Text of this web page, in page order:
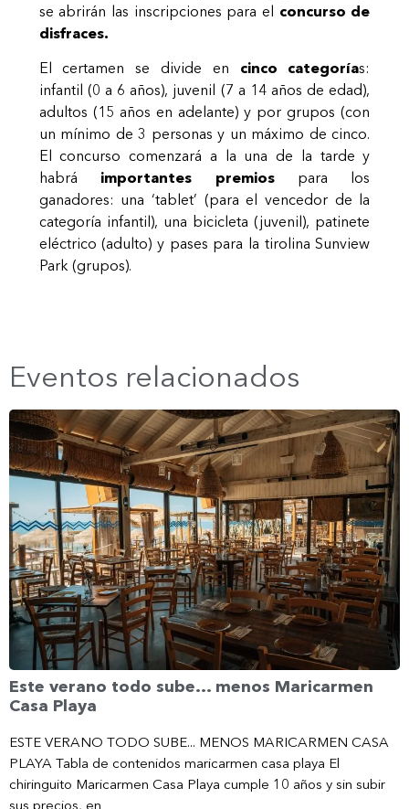
se abrirán las inscripciones para el concurso de
disfraces.
El certamen se divide en cinco categorías:
infantil (0 a 6 años), juvenil (7 a 14 años de edad),
adultos (15 años en adelante) y por grupos (con
un mínimo de 3 personas y un máximo de cinco.
El concurso comenzará a la una de la tarde y
habrá importantes premiospara los
ganadores: una ‘tablet’ (para el vencedor de la
categoría infantil), una bicicleta (juvenil), patinete
eléctrico (adulto) y pases para la tirolina Sunview
Park (grupos).
Eventos relacionados
Este verano todo sube… menos Maricarmen
Casa Playa
ESTE VERANO TODO SUBE... MENOS MARICARMEN CASA
PLAYA Tabla de contenidos maricarmen casa playa El
chiringuito Maricarmen Casa Playa cumple 10 años y sin subir
sus precios, en